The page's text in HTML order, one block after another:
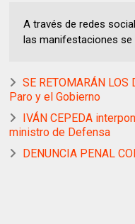
A través de redes
las manifestaciones se
SE RETOMARÁN
Paro y el Gobierno
IVÁN CEPEDA
ministro de Defensa
DENUNCIA PENAL